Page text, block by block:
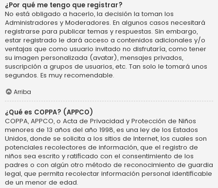
¿Por qué me tengo que registrar?
No está obligado a hacerlo, la decisión la toman los
Administradores y Moderadores. En algunos casos necesitará
registrarse para publicar temas y respuestas. Sin embargo,
estar registrado le dará acceso a contenidos adicionales y/o
ventajas que como usuario invitado no disfrutaría, como tener
su imagen personalizada (avatar), mensajes privados,
suscripción a grupos de usuarios, etc. Tan solo le tomará unos
segundos. Es muy recomendable.
Arriba
¿Qué es COPPA? (APPCO)
COPPA, APPCO, o Acta de Privacidad y Protección de Niños
menores de 13 años del año 1998, es una ley de los Estados
Unidos, donde se solicita a los sitios de Internet, los cuales son
potenciales recolectores de información, que el registro de
niños sea escrito y ratificado con el consentimiento de los
padres o con algún otro método de reconocimiento de guardia
legal, que permita recolectar información personal identificable
de un menor de edad.